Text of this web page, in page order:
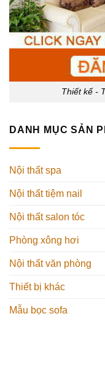
Thiết kế -
DANH MỤC SẢN
Nội thất spa
Nội thất tiệm nail
Nội thất salon tóc
Phòng xông hơi
Nội thất văn phòng
Thiết bị khác
Mẫu bọc sofa